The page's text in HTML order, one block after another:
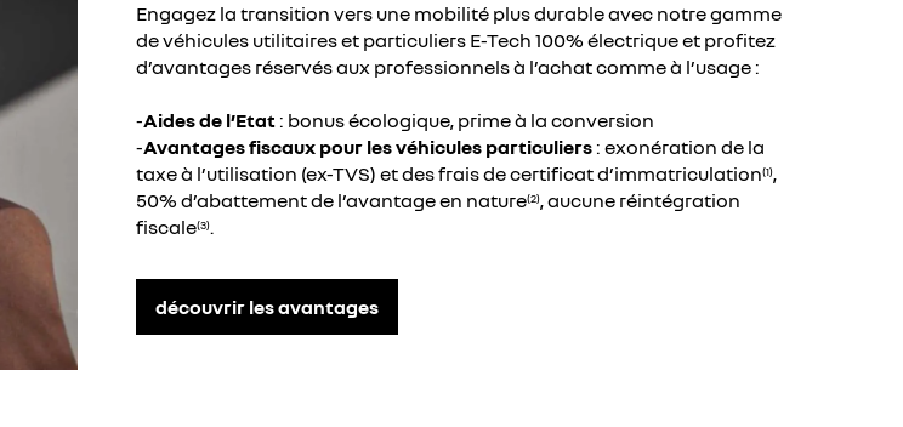
Engagez la transition vers une mobilité plus durable avec notre gamme
de véhicules utilitaires et particuliers E-Tech 100% électrique et profitez
d’avantages réservés aux professionnels à l’achat comme à l’usage :
-Aides de l’Etat : bonus écologique, prime à la conversion
-Avantages fiscaux pour les véhicules particuliers : exonération de la
taxe à l’utilisation (ex-TVS) et des frais de certificat d’immatriculation(1),
50% d’abattement de l’avantage en nature(2), aucune réintégration
fiscale(3).
découvrir les avantages